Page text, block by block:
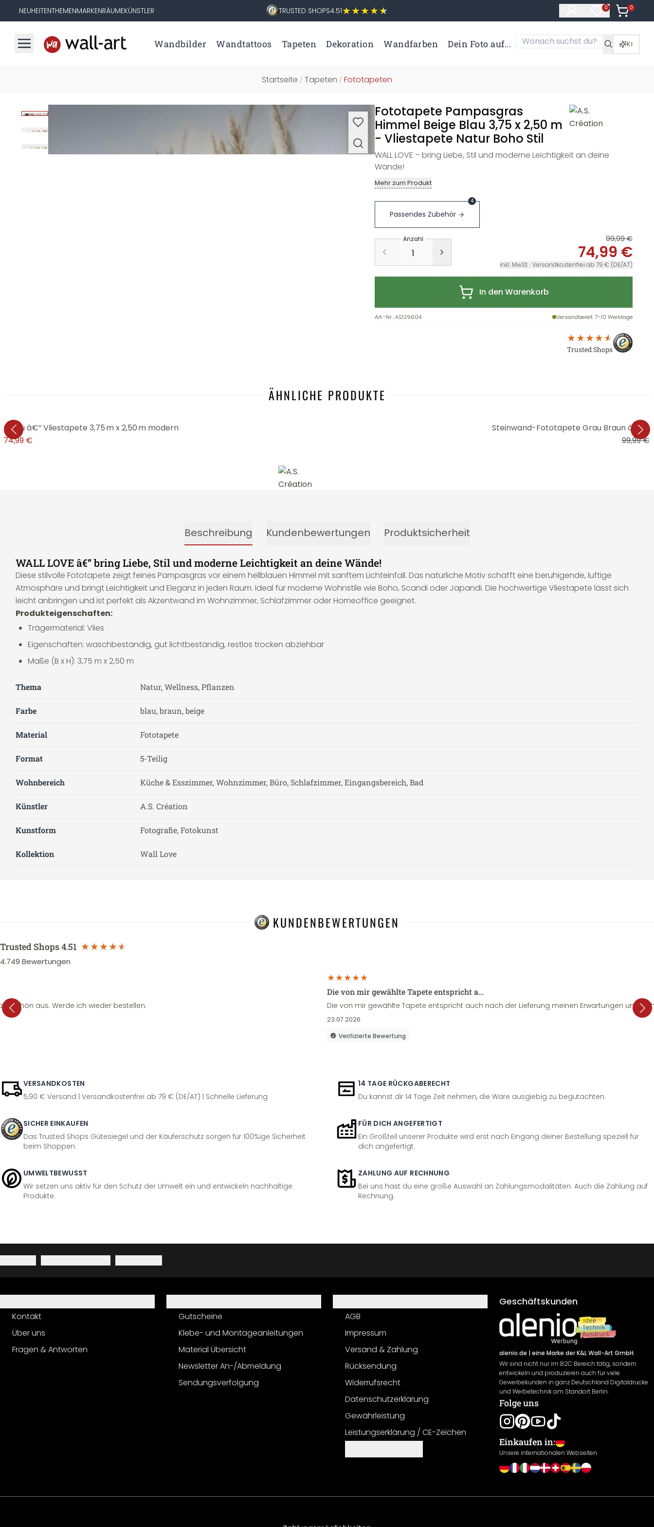
NEUHEITENTHEMENMARKENRÄUMEKÜNSTLER TRUSTED SHOPS4.51 0
Artikel im
0
Artikel
Wandbilder Wandtattoos Tapeten Dekoration Wandfarben Dein Foto auf... KI
Startseite / Tapeten / Fototapeten
Fototapete Pampasgras
Himmel Beige Blau 3,75 x 2,50 m
- Vliestapete Natur Boho Stil
WALL LOVE – bring Liebe, Stil und moderne Leichtigkeit an deine
Wände!
Mehr zum Produkt
Passendes Zubehör
4
Anzahl 99,99 €
74,99 €
inkl. MwSt. · Versandkostenfrei ab 79 € (DE/AT)
In den Warenkorb
Art.-Nr.:AS129604 Versandbereit: 7-10 Werktage
Trusted Shops
ÄHNLICHE PRODUKTE
â€“ Vliestapete 3,75 m x 2,50 m modern
74,99 €
Steinwand-Fototapete Grau Braun â€“
99,99 €
Beschreibung Kundenbewertungen Produktsicherheit
WALL LOVE â€“ bring Liebe, Stil und moderne Leichtigkeit an deine Wände!
Diese stilvolle Fototapete zeigt feines Pampasgras vor einem hellblauen Himmel mit sanftem Lichteinfall. Das natürliche Motiv schafft eine beruhigende, luftige
Atmosphäre und bringt Leichtigkeit und Eleganz in jeden Raum. Ideal für moderne Wohnstile wie Boho, Scandi oder Japandi. Die hochwertige Vliestapete lässt sich
leicht anbringen und ist perfekt als Akzentwand im Wohnzimmer, Schlafzimmer oder Homeoffice geeignet.
Produkteigenschaften:
Trägermaterial: Vlies
Eigenschaften: waschbeständig, gut lichtbeständig, restlos trocken abziehbar
Maße (B x H): 3,75 m x 2,50 m
Thema Natur, Wellness, Pflanzen
Farbe blau, braun, beige
Material Fototapete
Format 5-Teilig
Wohnbereich Küche & Esszimmer, Wohnzimmer, Büro, Schlafzimmer, Eingangsbereich, Bad
Künstler A.S. Création
Kunstform Fotografie, Fotokunst
Kollektion Wall Love
KUNDENBEWERTUNGEN
Trusted Shops4.51
4.749 Bewertungen
schön aus. Werde ich wieder bestellen.
Die von mir gewählte Tapete entspricht a…
Die von mir gewählte Tapete entspricht auch nach der Lieferung meinen Erwartungen und
23.07.2026
Verifizierte Bewertung
VERSANDKOSTEN
5,90 € Versand | Versandkostenfrei ab 79 € (DE/AT) | Schnelle Lieferung
14 TAGE RÜCKGABERECHT
Du kannst dir 14 Tage Zeit nehmen, die Ware ausgiebig zu begutachten.
SICHER EINKAUFEN
Das Trusted Shops Gütesiegel und der Käuferschutz sorgen für 100%ige Sicherheit
beim Shoppen.
FÜR DICH ANGEFERTIGT
Ein Großteil unserer Produkte wird erst nach Eingang deiner Bestellung speziell für
dich angefertigt.
UMWELTBEWUSST
Wir setzen uns aktiv für den Schutz der Umwelt ein und entwickeln nachhaltige
Produkte.
ZAHLUNG AUF RECHNUNG
Bei uns hast du eine große Auswahl an Zahlungsmodalitäten. Auch die Zahlung auf
Rechnung.
· ·
Kontakt
Über uns
Fragen & Antworten
Gutscheine
Klebe- und Montageanleitungen
Material Übersicht
Newsletter An-/Abmeldung
Sendungsverfolgung
AGB
Impressum
Versand & Zahlung
Rücksendung
Widerrufsrecht
Datenschutzerklärung
Gewährleistung
Leistungserklärung / CE-Zeichen
Geschäftskunden
alenio.de | eine Marke der K&L Wall-Art GmbH.
Wir sind nicht nur im B2C Bereich tätig, sondern
entwickeln und produzieren auch für viele
Gewerbekunden in ganz Deutschland Digitaldrucke
und Werbetechnik am Standort Berlin.
Folge uns
Einkaufen in:
Unsere internationalen Webseiten